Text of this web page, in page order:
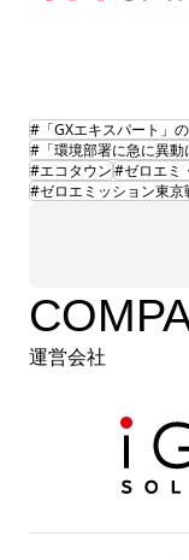
#「GXエキスパート」
#「環境部署に急に異
#エコタウン#ゼロエミ
#ゼロエミッション東京
運営会社